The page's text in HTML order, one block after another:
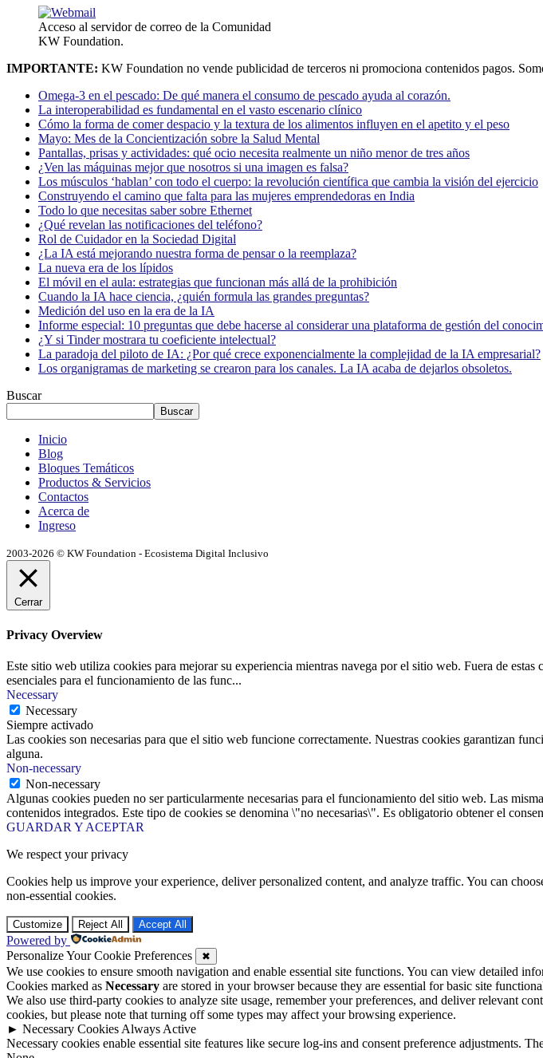
Acceso al servidor de correo de la Comunidad
KW Foundation.
IMPORTANTE: KW Foundation no vende publicidad de terceros ni promociona contenidos pagos.
Omega-3 en el pescado: De qué manera el consumo de pescado ayuda al corazón.
La interoperabilidad es fundamental en el vasto escenario clínico
Cómo la forma de comer despacio y la textura de los alimentos influyen en el apetito y el peso
Mayo: Mes de la Concientización sobre la Salud Mental
Pantallas, prisas y actividades: qué ocio necesita realmente un niño menor de tres años
¿Ven las máquinas mejor que nosotros si una imagen es falsa?
Los músculos ‘hablan’ con todo el cuerpo: la revolución científica que cambia la visión del ejercicio
Construyendo el camino que falta para las mujeres emprendedoras en India
Todo lo que necesitas saber sobre Ethernet
¿Qué revelan las notificaciones del teléfono?
Rol de Cuidador en la Sociedad Digital
¿La IA está mejorando nuestra forma de pensar o la reemplaza?
La nueva era de los lípidos
El móvil en el aula: estrategias que funcionan más allá de la prohibición
Cuando la IA hace ciencia, ¿quién formula las grandes preguntas?
Medición del uso en la era de la IA
Informe especial: 10 preguntas que debe hacerse al considerar una plataforma de gestión del
¿Y si Tinder mostrara tu coeficiente intelectual?
La paradoja del piloto de IA: ¿Por qué crece exponencialmente la complejidad de la IA empresarial?
Los organigramas de marketing se crearon para los canales. La IA acaba de dejarlos obsoletos.
Buscar
Buscar
Inicio
Blog
Bloques Temáticos
Productos & Servicios
Contactos
Acerca de
Ingreso
2003-2026 © KW Foundation - Ecosistema Digital Inclusivo
Cerrar
Privacy Overview
Este sitio web utiliza cookies para mejorar su experiencia mientras navega por el sitio web. Fuera de
esenciales para el funcionamiento de las func...
Necessary
Necessary
Siempre activado
Las cookies son necesarias para que el sitio web funcione correctamente. Nuestras cookies garantizan
alguna.
Non-necessary
Non-necessary
Algunas cookies pueden no ser particularmente necesarias para el funcionamiento del sitio web. Las
contenidos integrados. Este tipo de cookies se denomina \"no necesarias\". Es obligatorio obtener el
GUARDAR Y ACEPTAR
We respect your privacy
Cookies help us improve your experience, deliver personalized content, and analyze traffic. You can
non-essential cookies.
Customize Reject All Accept All
Powered by
Personalize Your Cookie Preferences
✖
We use cookies to ensure smooth navigation and enable essential site functions. You can view detailed
Cookies marked as Necessary are stored in your browser because they are essential for basic site
We also use third-party cookies to analyze site usage, remember your preferences, and deliver relevant
cookies, but please note that turning off some types may affect your browsing experience.
► Necessary Cookies Always Active
Necessary cookies enable essential site features like secure log-ins and consent preference adjustments.